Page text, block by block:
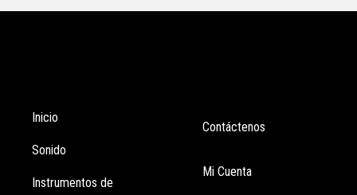
Inicio
Sonido
Instrumentos de
Contáctenos
Mi Cuenta